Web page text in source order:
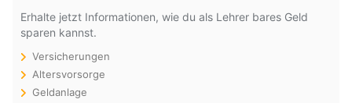
Erhalte jetzt Informationen, wie du als Lehrer bares Geld
sparen kannst.
Versicherungen
Altersvorsorge
Geldanlage